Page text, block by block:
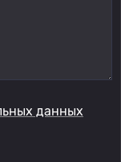
данных